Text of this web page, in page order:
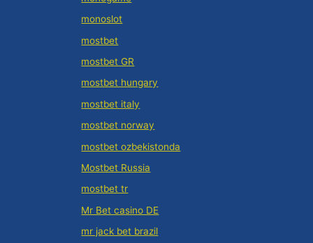
monoslot
mostbet
mostbet GR
mostbet hungary
mostbet italy
mostbet norway
mostbet ozbekistonda
Mostbet Russia
mostbet tr
Mr Bet casino DE
mr jack bet brazil